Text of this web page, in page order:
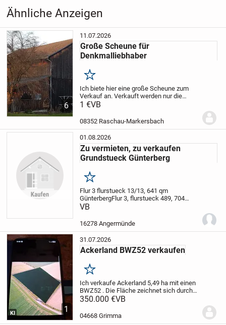
Ähnliche Anzeigen
6
11.07.2026
Große Scheune für
Denkmalliebhaber
Merken
Ich biete hier eine große Scheune zum
Verkauf an. Verkauft werden nur die
Gebäudeteile der Scheune im derzeitigen
Gebäude ist ein Kulturdenkmal, Baujahr
1 €VB
08352 Raschau-Markersbach
01.08.2026
Zu vermieten, zu verkaufen
Grundstueck Günterberg
Merken
Flur 3 flurstueck 13/13, 641 qm
GünterbergFlur 3, flurstueck 489, 704
qmFlur 3 flurstueck 13/9 , 128 qm
15 euro pro qm
VB
16278 Angermünde
1
KI
31.07.2026
Ackerland BWZ52 verkaufen
Merken
Ich verkaufe Ackerland 5,49 ha mit einen
BWZ52 . Die Fläche zeichnet sich durch
gute Zuwegung, Ebene Lage und hohe
würde ich mich über ein Angebot und
Ihre...
350.000 €VB
04668 Grimma